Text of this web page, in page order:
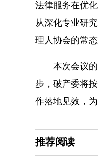
法律服务在优
从深化专业研
理人协会的常
本次会议的
步，破产委将
作落地见效，
推荐阅读